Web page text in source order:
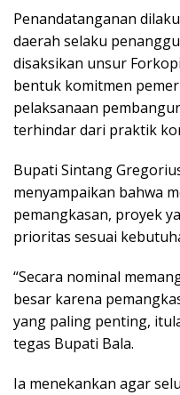
Penandatanganan
daerah selaku
disaksikan unsur
bentuk komitmen
pelaksanaan
terhindar dari praktik
Bupati Sintang
menyampaikan bahwa
pemangkasan, proyek
prioritas sesuai
“Secara nominal
besar karena
yang paling penting,
tegas Bupati Bala.
Ia menekankan agar